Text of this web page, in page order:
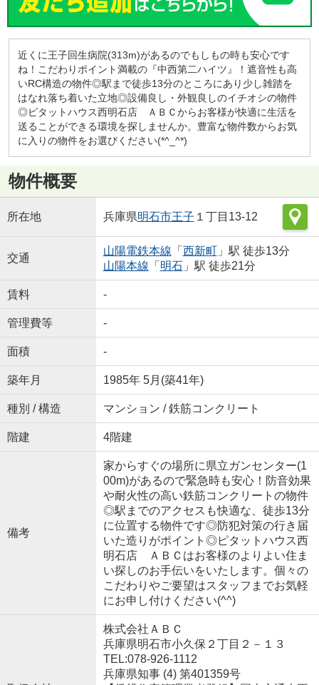
近くに王子回生病院(313m)があるのでもしもの時も安心です
ね！こだわりポイント満載の『中西第二ハイツ』！遮音性も高
いRC構造の物件◎駅まで徒歩13分のところにあり少し雑踏を
はなれ落ち着いた立地◎設備良し・外観良しのイチオシの物件
◎ピタットハウス西明石店 ＡＢＣからお客様が快適に生活を
送ることができる環境を探しませんか。豊富な物件数からお気
に入りの物件をお選びください(*^_^*)
物件概要
所在地 兵庫県明石市王子 １丁目13-12
交通
山陽電鉄本線 「 西新町」駅 徒歩13分
山陽本線 「 明石」駅 徒歩21分
賃料 -
管理費等 -
面積 -
築年月 1985年 5月(築41年)
種別 / 構造 マンション / 鉄筋コンクリート
階建 4階建
備考
家からすぐの場所に県立ガンセンター(1
00m)があるので緊急時も安心！防音効果
や耐火性の高い鉄筋コンクリートの物件
◎駅までのアクセスも快適な、徒歩13分
に位置する物件です◎防犯対策の行き届
いた造りがポイント◎ピタットハウス西
明石店 ＡＢＣはお客様のよりよい住ま
い探しのお手伝いをいたします。個々の
こだわりやご要望はスタッフまでお気軽
にお申し付けください(^^)
株式会社ＡＢＣ
兵庫県明石市小久保２丁目２－１３
TEL:078-926-1112
兵庫県知事 (4) 第401359号